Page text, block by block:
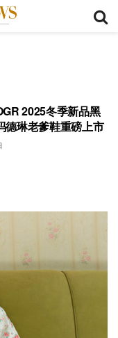
2025冬季新品黑
德琳老爹鞋重磅上市